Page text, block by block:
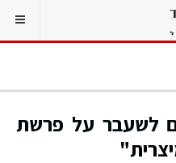
לשעבר על פרשת